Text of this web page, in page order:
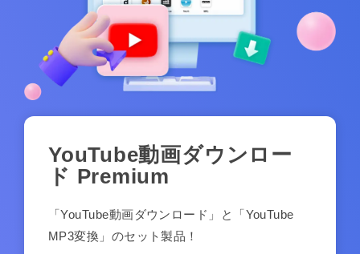
YouTube動画ダウンロー
ド Premium
「YouTube動画ダウンロード」と「YouTube
MP3変換」のセット製品！